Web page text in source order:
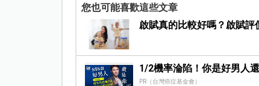
您也可能喜歡這些文章
啟賦真的比較好嗎？啟賦
1/2機率淪陷！你是好男人
PR（台灣癌症基金會）